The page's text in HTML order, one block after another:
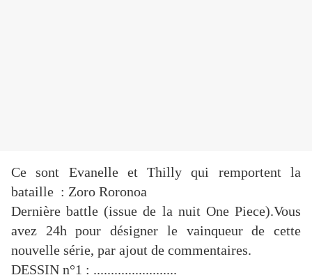
Ce sont Evanelle et Thilly qui remportent la
bataille : Zoro Roronoa
Dernière battle (issue de la nuit One Piece).Vous
avez 24h pour désigner le vainqueur de cette
nouvelle série, par ajout de commentaires.
DESSIN n°1 : ........................